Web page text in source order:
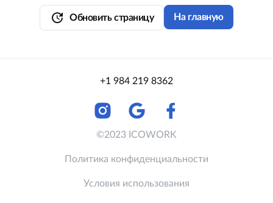
update Обновить страницу На главную
+1 984 219 8362
©2023 ICOWORK
Политика конфиденциальности
Условия использования